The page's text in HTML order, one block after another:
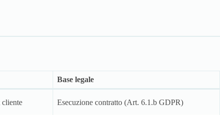
Base legale
cliente Esecuzione contratto (Art. 6.1.b GDPR)